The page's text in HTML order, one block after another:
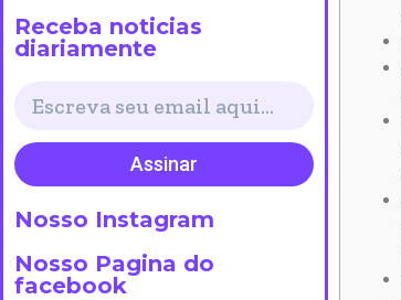
Receba noticias
diariamente
Assinar
Nosso Instagram
Nosso Pagina do
facebook